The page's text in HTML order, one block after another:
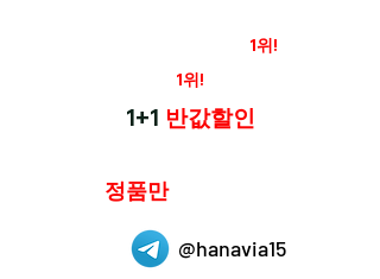
1위!
1위!
1+1 반값할인
정품만
@hanavia15